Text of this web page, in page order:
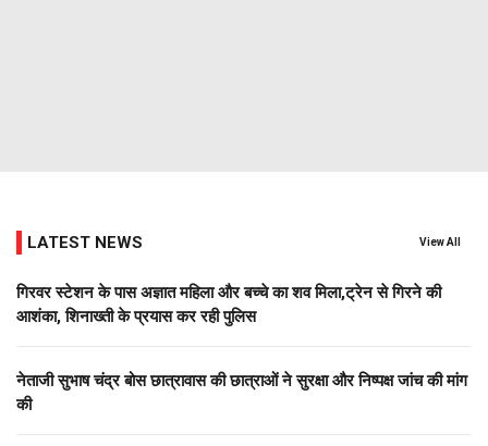
LATEST NEWS View All
गिरवर स्टेशन के पास अज्ञात महिला और बच्चे का शव मिला,ट्रेन से गिरने की
आशंका, शिनाख्ती के प्रयास कर रही पुलिस
नेताजी सुभाष चंद्र बोस छात्रावास की छात्राओं ने सुरक्षा और निष्पक्ष जांच की मांग
की